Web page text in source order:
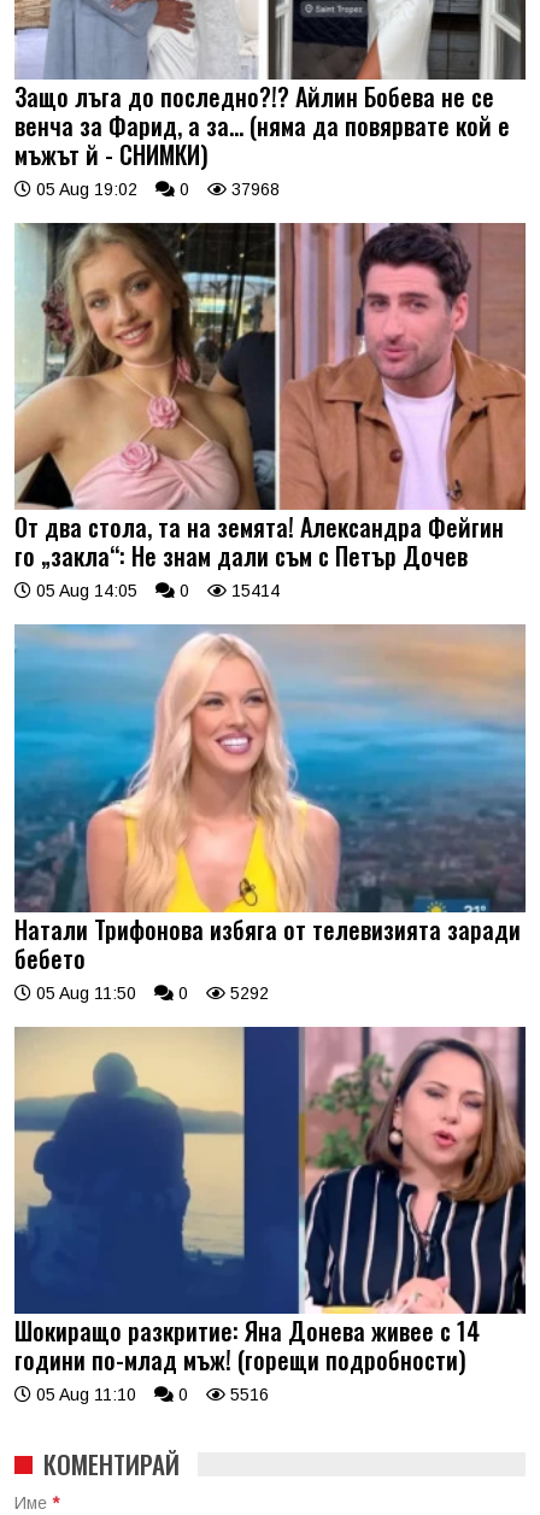
Защо лъга до последно?!? Айлин Бобева не се
венча за Фарид, а за... (няма да повярвате кой е
мъжът й - СНИМКИ)
05 Aug 19:02 0 37968
От два стола, та на земята! Александра Фейгин
го „закла“: Не знам дали съм с Петър Дочев
05 Aug 14:05 0 15414
Натали Трифонова избяга от телевизията заради
бебето
05 Aug 11:50 0 5292
Шокиращо разкритие: Яна Донева живее с 14
години по-млад мъж! (горещи подробности)
05 Aug 11:10 0 5516
КОМЕНТИРАЙ
Име *